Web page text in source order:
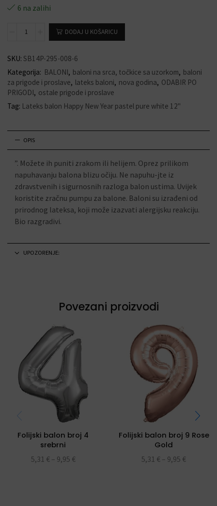
6 na zalihi
DODAJ U KOŠARICU
SKU: SB14P-295-008-6
Kategorija: BALONI, baloni na srca, točkice sa uzorkom, baloni
za prigode i proslave, lateks baloni, nova godina, ODABIR PO
PRIGODI, ostale prigode i proslave
Tag: Lateks balon Happy New Year pastel pure white 12"
OPIS
”. Možete ih puniti zrakom ili helijem. Oprez prilikom
napuhavanju balona blizu očiju. Ne napuhu-jte iz
zdravstvenih i sigurnosnih razloga balon ustima. Uvijek
koristite zračnu pumpu za balone. Baloni su izrađeni od
prirodnog lateksa, koji može izazvati alergijsku reakciju.
Bio razgradivi.
UPOZORENJE:
Povezani proizvodi
Folijski balon broj 4
srebrni
5,31 € – 9,95 €
Folijski balon broj 9 Rose
Gold
5,31 € – 9,95 €